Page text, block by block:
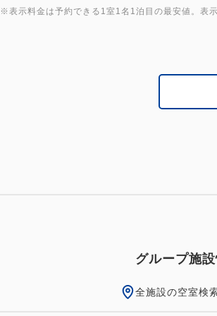
※表示料金は予約できる1室1名1泊目の最安値。表
グループ施
全施設の空室検